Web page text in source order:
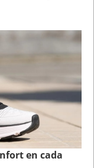
en cada